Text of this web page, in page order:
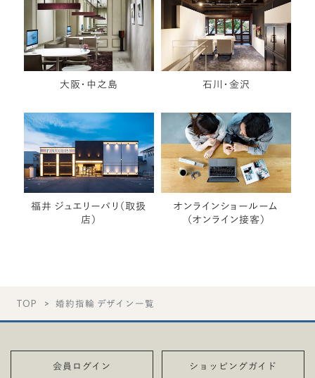
大阪・中之島 石川・金沢
福井 ジュエリーパリ（取扱
店）
オンラインショールーム
（オンライン接客）
TOP 婚約指輪 デザイン一覧
会員ログイン ショッピングガイド